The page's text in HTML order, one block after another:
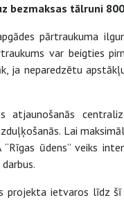
bezmaksas tālruni
pārtraukuma
var beigties
ja neparedzētu
atjaunošanās
Lai
ūdens” veiks
projekta ietvaros līdz šī